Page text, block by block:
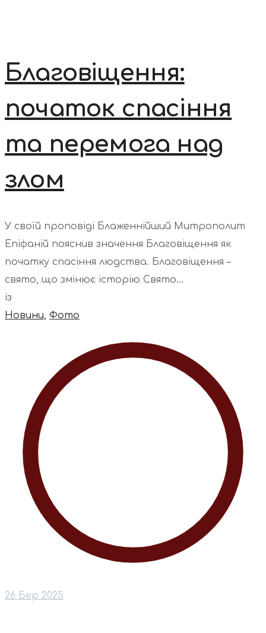
Благовіщення:
початок спасіння
та перемога над
злом
У своїй проповіді Блаженнійший Митрополит
Епіфаній пояснив значення Благовіщення як
початку спасіння людства. Благовіщення –
свято, що змінює історію Свято...
із
Новини, Фото
26 Бер 2025